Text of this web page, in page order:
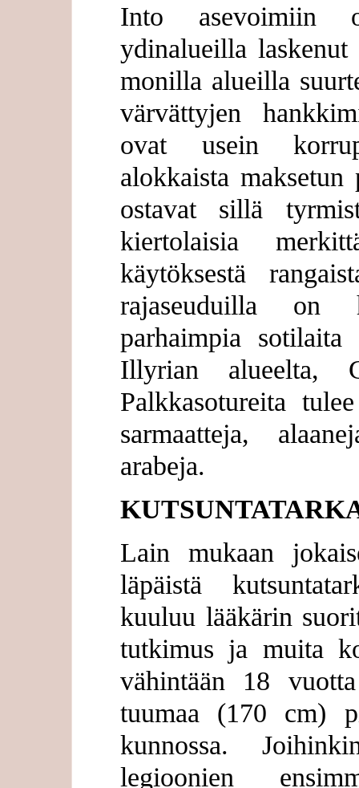
Into asevoimiin
ydinalueilla laskenut
monilla alueilla
värvättyjen
ovat usein
alokkaista
ostavat sillä
kiertolaisia
käytöksestä
rajaseuduilla on
parhaimpia
Illyrian alueelta,
Palkkasotureita
sarmaatteja,
arabeja.
Lain mukaan
läpäistä
kuuluu lääkärin
tutkimus ja muita
vähintään 18
tuumaa (170 cm)
kunnossa.
legioonien